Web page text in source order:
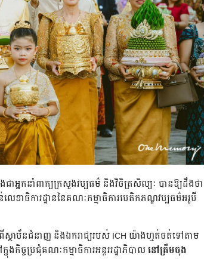
ាអ្នកនាំពាក្យក្រសួងវប្បធម៌ និងវិចិត្រសិល្បៈ បានឱ្យដឹងថា
េខាធិការដ្ឋាននៃគណៈកម្មាធិការបេតិកភណ្ឌវប្បធម៌អរូបី
ស្ថាប័នជំនាញ និងឯករាជ្យរបស់ ICH យ៉ាងហ្មត់ចត់ទៅតាម
ងកិច្ចប្រជុំគណៈកម្មាធិការអន្តររដ្ឋាភិបាល នៅត្រឹមចុង